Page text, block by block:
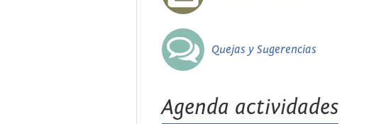
Quejas y Sugerencias
Agenda actividades